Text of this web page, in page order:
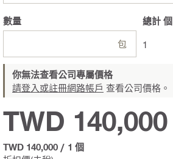
數量
包
總計 個
1
你無法查看公司專屬價格
請登入或註冊網路帳戶 查看公司價格。
TWD 140,000
TWD 140,000 / 1 個